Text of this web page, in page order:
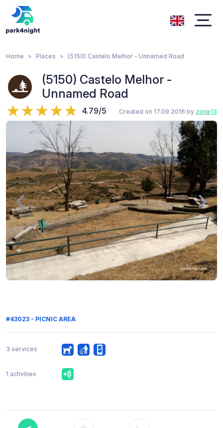
Home Places (5150) Castelo Melhor - Unnamed Road
(5150) Castelo Melhor -
Unnamed Road
4.79/5 Created on 17.09.2016 by zone13
#43023 - PICNIC AREA
3 services
1 activities